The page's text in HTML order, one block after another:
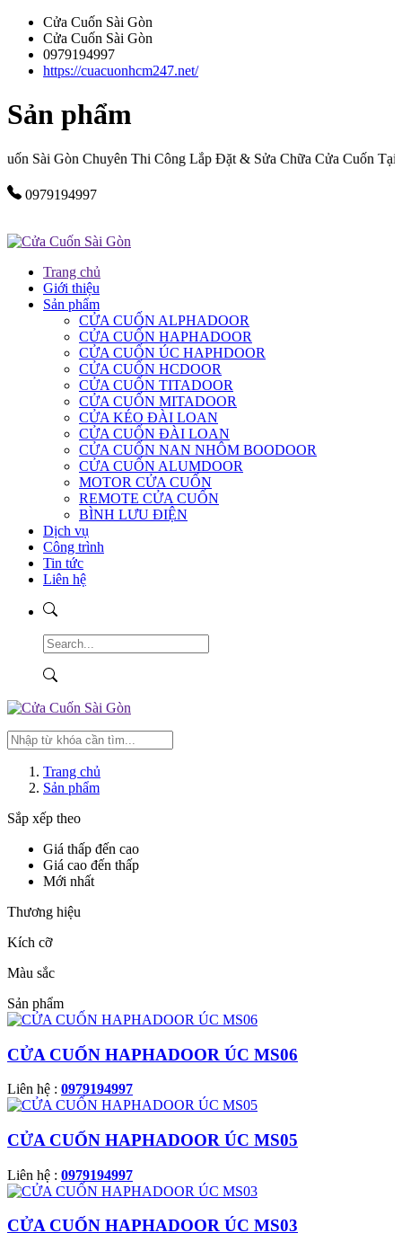
Cửa Cuốn Sài Gòn
Cửa Cuốn Sài Gòn
0979194997
https://cuacuonhcm247.net/
Sản phẩm
Sài Gòn Chuyên Thi Công Lắp Đặt & Sửa Chữa Cửa Cuốn Tại
0979194997
Trang chủ
Giới thiệu
Sản phẩm
CỬA CUỐN ALPHADOOR
CỬA CUỐN HAPHADOOR
CỬA CUỐN ÚC HAPHDOOR
CỬA CUỐN HCDOOR
CỬA CUỐN TITADOOR
CỬA CUỐN MITADOOR
CỬA KÉO ĐÀI LOAN
CỬA CUỐN ĐÀI LOAN
CỬA CUỐN NAN NHÔM BOODOOR
CỬA CUỐN ALUMDOOR
MOTOR CỬA CUỐN
REMOTE CỬA CUỐN
BÌNH LƯU ĐIỆN
Dịch vụ
Công trình
Tin tức
Liên hệ
Trang chủ
Sản phẩm
Sắp xếp theo
Giá thấp đến cao
Giá cao đến thấp
Mới nhất
Thương hiệu
Kích cỡ
Màu sắc
Sản phẩm
CỬA CUỐN HAPHADOOR ÚC MS06
Liên hệ : 0979194997
CỬA CUỐN HAPHADOOR ÚC MS05
Liên hệ : 0979194997
CỬA CUỐN HAPHADOOR ÚC MS03